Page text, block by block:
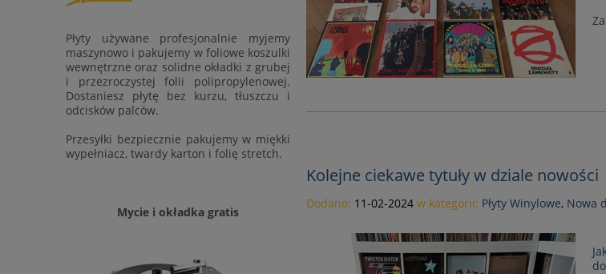
Płyty używane profesjonalnie myjemy
maszynowo i pakujemy w foliowe koszulki
wewnętrzne oraz solidne okładki z grubej
i przezroczystej folii polipropylenowej.
Dostaniesz płytę bez kurzu, tłuszczu i
odcisków palców.
Przesyłki bezpiecznie pakujemy w miękki
wypełniacz, twardy karton i folię stretch.
Mycie i okładka gratis
Kolejne ciekawe tytuły w dziale nowości
Dodano: 11-02-2024 w kategorii: Płyty Winylowe, Nowa